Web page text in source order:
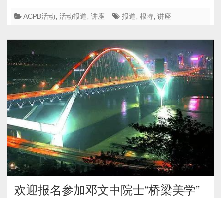
大
中
国
学
生
学
者
联
会
联
合
举
办：
ACPB活动, 活动报道, 讲座 报道, 根特, 讲座
欢迎报名参加邓文中院士“桥梁美学”